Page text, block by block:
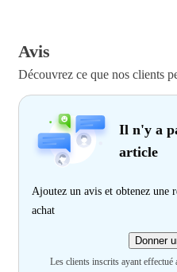
Avis
Découvrez ce que nos clients
Il n'y a
article
Ajoutez un avis et obtenez une
achat
Donner
Les clients inscrits ayant